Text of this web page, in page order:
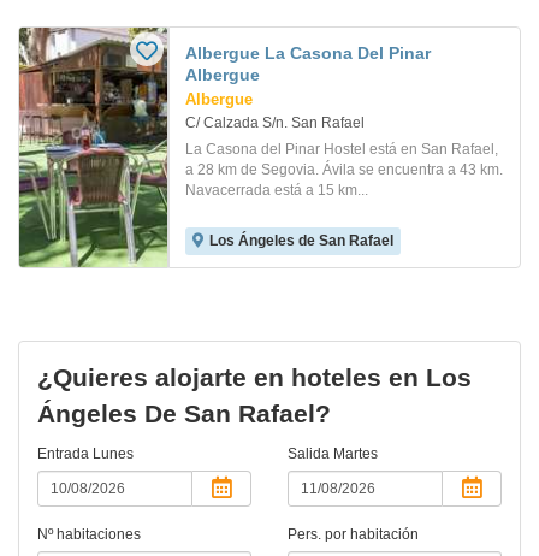
Albergue La Casona Del Pinar
Albergue
Albergue
C/ Calzada S/n. San Rafael
La Casona del Pinar Hostel está en San Rafael,
a 28 km de Segovia. Ávila se encuentra a 43 km.
Navacerrada está a 15 km...
Los Ángeles de San Rafael
¿Quieres alojarte en hoteles en Los
Ángeles De San Rafael?
Entrada Lunes Salida Martes
Nº habitaciones Pers. por habitación